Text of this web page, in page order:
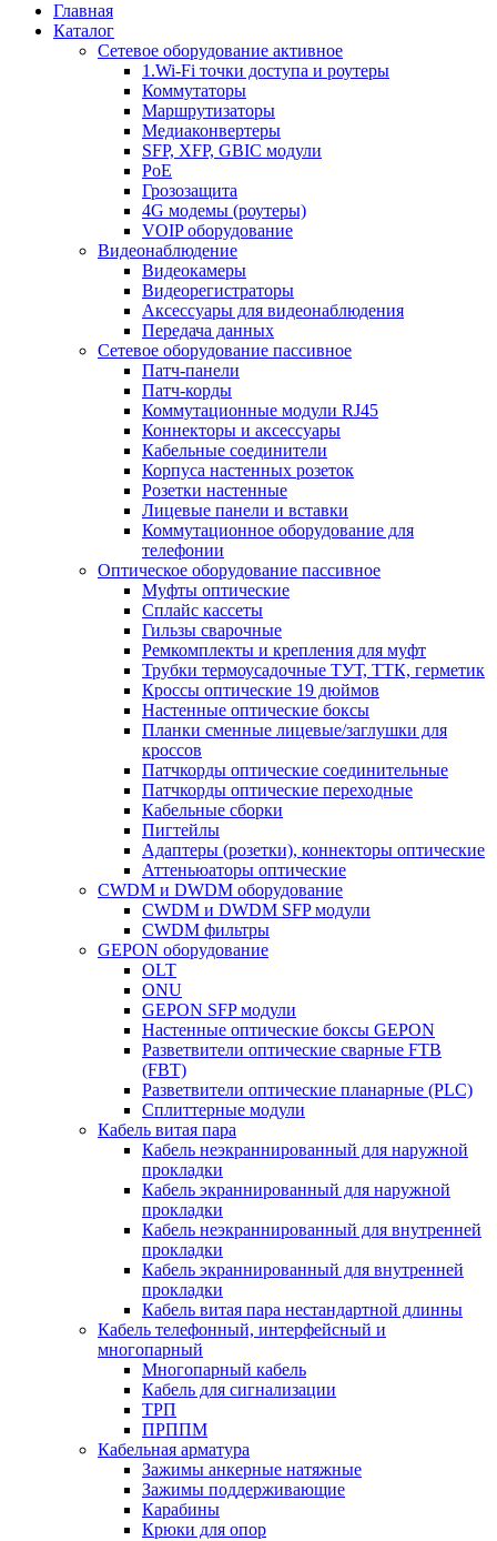
Главная
Каталог
Сетевое оборудование активное
1.Wi-Fi точки доступа и роутеры
Коммутаторы
Маршрутизаторы
Медиаконвертеры
SFP, XFP, GBIC модули
PoE
Грозозащита
4G модемы (роутеры)
VOIP оборудование
Видеонаблюдение
Видеокамеры
Видеорегистраторы
Аксессуары для видеонаблюдения
Передача данных
Сетевое оборудование пассивное
Патч-панели
Патч-корды
Коммутационные модули RJ45
Коннекторы и аксессуары
Кабельные соединители
Корпуса настенных розеток
Розетки настенные
Лицевые панели и вставки
Коммутационное оборудование для
телефонии
Оптическое оборудование пассивное
Муфты оптические
Сплайс кассеты
Гильзы сварочные
Ремкомплекты и крепления для муфт
Трубки термоусадочные ТУТ, ТТК, герметик
Кроссы оптические 19 дюймов
Настенные оптические боксы
Планки сменные лицевые/заглушки для
кроссов
Патчкорды оптические соединительные
Патчкорды оптические переходные
Кабельные сборки
Пигтейлы
Адаптеры (розетки), коннекторы оптические
Аттеньюаторы оптические
CWDM и DWDM оборудование
CWDM и DWDM SFP модули
CWDM фильтры
GEPON оборудование
OLT
ONU
GEPON SFP модули
Настенные оптические боксы GEPON
Разветвители оптические сварные FTB
(FBT)
Разветвители оптические планарные (PLC)
Сплиттерные модули
Кабель витая пара
Кабель неэкраннированный для наружной
прокладки
Кабель экраннированный для наружной
прокладки
Кабель неэкраннированный для внутренней
прокладки
Кабель экраннированный для внутренней
прокладки
Кабель витая пара нестандартной длинны
Кабель телефонный, интерфейсный и
многопарный
Многопарный кабель
Кабель для сигнализации
ТРП
ПРППМ
Кабельная арматура
Зажимы анкерные натяжные
Зажимы поддерживающие
Карабины
Крюки для опор